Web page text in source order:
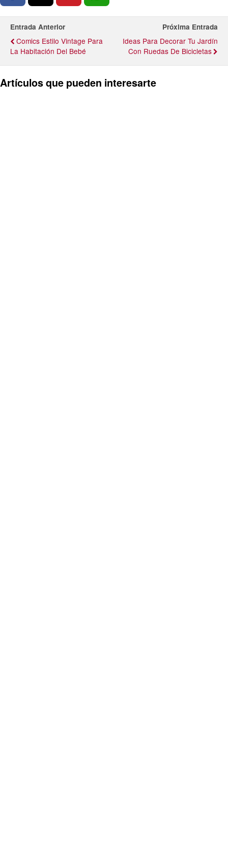
Entrada Anterior
Comics Estilo Vintage Para
La Habitación Del Bebé
Próxima Entrada
Ideas Para Decorar Tu Jardín
Con Ruedas De Bicicletas
Artículos que pueden interesarte